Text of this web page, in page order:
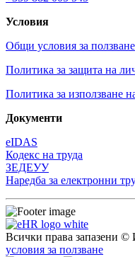
Условия
Общи условия за ползване
Политика за защита на
Политика за използване
Документи
eIDAS
Кодекс на труда
ЗЕДЕУУ
Наредба за електронни
Всички права запазени
условия за ползване